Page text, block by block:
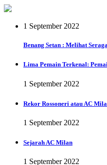
1 September 2022
Benang Setan : Melihat
Lima Pemain Terkenal:
1 September 2022
Rekor Rossoneri atau AC
1 September 2022
Sejarah AC Milan
1 September 2022